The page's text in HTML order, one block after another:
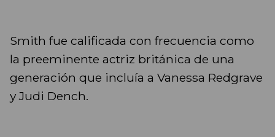
Smith fue calificada con frecuencia como
la preeminente actriz británica de una
generación que incluía a Vanessa Redgrave
y Judi Dench.